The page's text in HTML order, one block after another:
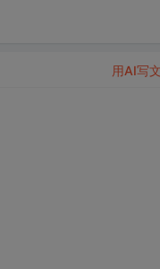
用AI写